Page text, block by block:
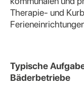
Therapie- und
Typische
Bäderbetriebe